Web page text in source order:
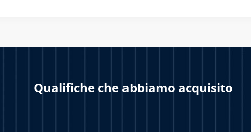
Qualifiche che abbiamo acquisito